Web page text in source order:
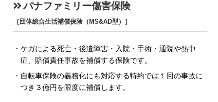
パナファミリー傷害保険
［団体総合生活補償保険（MS&AD型）］
ケガによる死亡・後遺障害・入院・手術・通院や熱中
症、賠償責任事故を補償する保険です。
自転車保険の義務化にも対応する特約では１回の事故に
つき３億円を限度に補償します。